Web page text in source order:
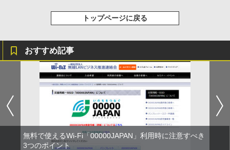
トップページに戻る
おすすめ記事
無料で使えるWi-Fi「00000JAPAN」利用時に注意すべき
3つのポイント